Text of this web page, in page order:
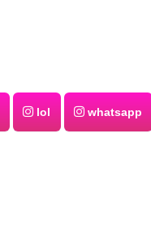
lol whatsapp